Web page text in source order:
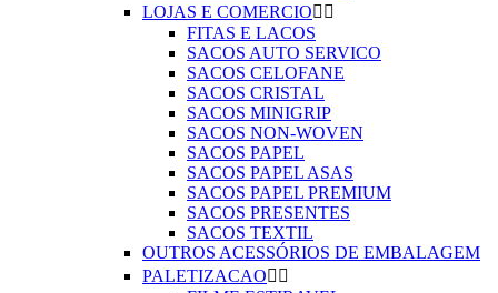
LOJAS E COMERCIO 
FITAS E LACOS
SACOS AUTO SERVICO
SACOS CELOFANE
SACOS CRISTAL
SACOS MINIGRIP
SACOS NON-WOVEN
SACOS PAPEL
SACOS PAPEL ASAS
SACOS PAPEL PREMIUM
SACOS PRESENTES
SACOS TEXTIL
OUTROS ACESSÓRIOS DE EMBALAGEM
PALETIZACAO 